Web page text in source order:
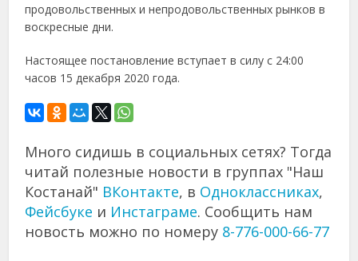
продовольственных и непродовольственных рынков в
воскресные дни.
Настоящее постановление вступает в силу с 24:00
часов 15 декабря 2020 года.
Много сидишь в социальных сетях? Тогда
читай полезные новости в группах "Наш
Костанай" ВКонтакте, в Одноклассниках,
Фейсбуке и Инстаграме. Сообщить нам
новость можно по номеру 8-776-000-66-77